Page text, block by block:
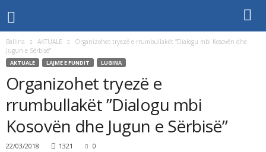
Ballina AKTUALE
Organizohet tryezë e rrumbullakët ”Dialogu mbi Kosovën dhe
Jugun e Sërbisë”
AKTUALE LAJME E FUNDIT LUGINA
Organizohet tryezë e
rrumbullakët ”Dialogu mbi
Kosovën dhe Jugun e Sërbisë”
22/03/2018 1321 0